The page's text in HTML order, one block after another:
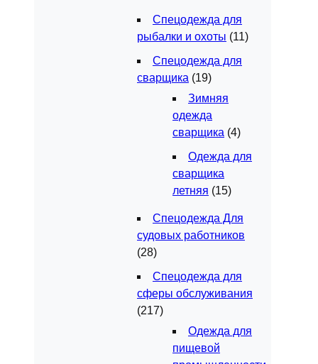
Спецодежда для
рыбалки и охоты (11)
Спецодежда для
сварщика (19)
Зимняя
одежда
сварщика (4)
Одежда для
сварщика
летняя (15)
Спецодежда Для
судовых работников
(28)
Спецодежда для
сферы обслуживания
(217)
Одежда для
пищевой